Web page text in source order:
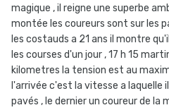
magique , il reigne une superbe
montée les coureurs sont sur les
les costauds a 21 ans il montre
les courses d'un jour , 17 h 15
kilometres la tension est au
l'arrivée c'est la vitesse a
pavés , le dernier un coureur de la